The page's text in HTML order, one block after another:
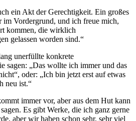
ein Akt der Gerechtigkeit. Ein großes
im Vordergrund, und ich freue mich,
kommen, die wirklich
gelassen worden sind.“
unerfüllte konkrete
sagen: „Das wollte ich immer und das
oder: „Ich bin jetzt erst auf etwas
neu ist.“
immer vor, aber aus dem Hut kann
Es gibt Werke, die ich ganz gerne
aber wir haben schon sehr, sehr viel